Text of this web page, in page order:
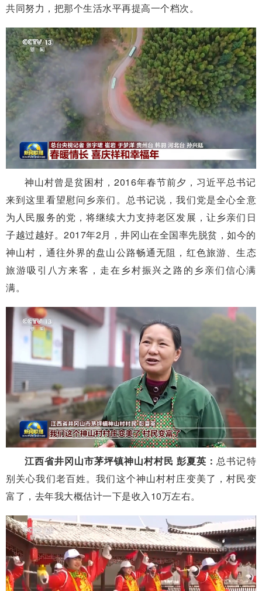
共同努力，把那个生活水平再提高一个档次。
神山村曾是贫困村，2016年春节前夕，习近平总书记
来到这里看望慰问乡亲们。总书记说，我们党是全心全意
为人民服务的党，将继续大力支持老区发展，让乡亲们日
子越过越好。2017年2月，井冈山在全国率先脱贫，如今的
神山村，通往外界的盘山公路畅通无阻，红色旅游、生态
旅游吸引八方来客，走在乡村振兴之路的乡亲们信心满
满。
江西省井冈山市茅坪镇神山村村民 彭夏英：总书记特
别关心我们老百姓。我们这个神山村村庄变美了，村民变
富了，去年我大概估计一下是收入10万左右。